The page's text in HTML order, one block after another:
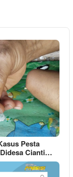
Pesta
Cianti…